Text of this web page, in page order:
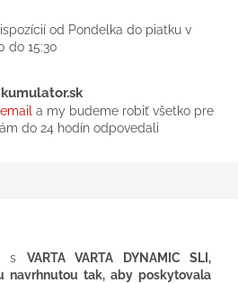
od Pondelka do piatku v
do 15:30
email a my budeme robiť všetko pre
do 24 hodín odpovedali
s VARTA VARTA DYNAMIC SLI,
navrhnutou tak, aby poskytovala